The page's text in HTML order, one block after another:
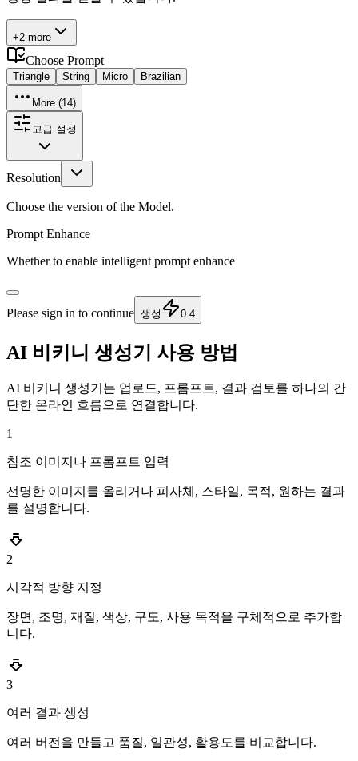
+2 more
Choose Prompt
Triangle String Micro Brazilian
More (14)
고급 설정
Resolution
Choose the version of the Model.
Prompt Enhance
Whether to enable intelligent prompt enhance
Please sign in to continue 생성 0.4
AI 비키니 생성기 사용 방법
AI 비키니 생성기는 업로드, 프롬프트, 결과 검토를 하나의 간
단한 온라인 흐름으로 연결합니다.
1
참조 이미지나 프롬프트 입력
선명한 이미지를 올리거나 피사체, 스타일, 목적, 원하는 결과
를 설명합니다.
2
시각적 방향 지정
장면, 조명, 재질, 색상, 구도, 사용 목적을 구체적으로 추가합
니다.
3
여러 결과 생성
여러 버전을 만들고 품질, 일관성, 활용도를 비교합니다.